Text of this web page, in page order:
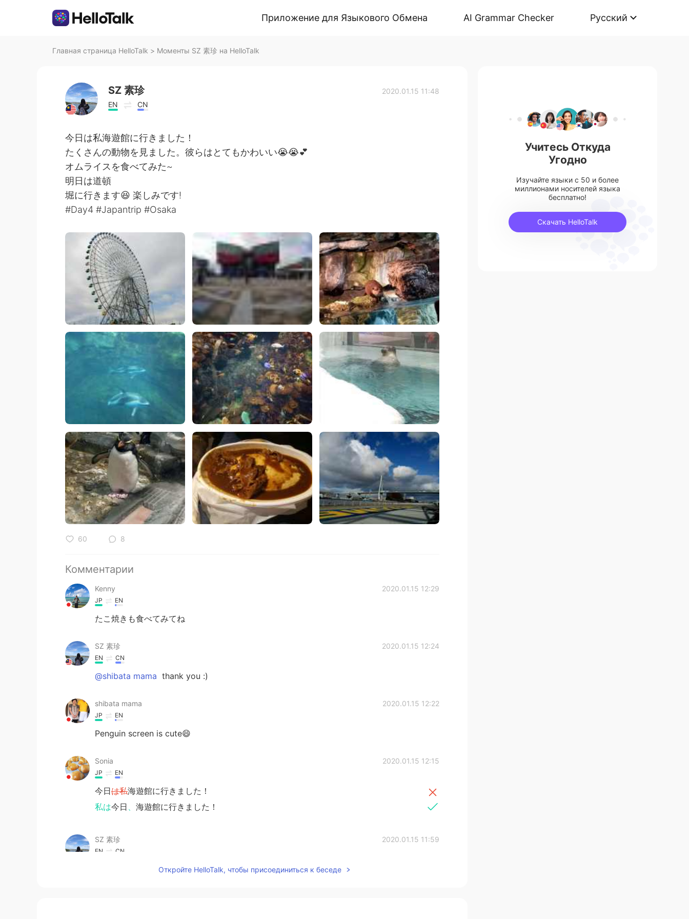
Приложение для Языкового Обмена AI Grammar Checker Русский
Главная страница HelloTalk > Моменты SZ 素珍 на HelloTalk
SZ 素珍
EN CN
2020.01.15 11:48
今日は私海遊館に行きました！
たくさんの動物を見ました。彼らはとてもかわいい😭😭💕
オムライスを食べてみた~
明日は道頓
堀に行きます😆 楽しみです!
#Day4 #Japantrip #Osaka
60 8
Комментарии
Kenny 2020.01.15 12:29
JP EN
たこ焼きも食べてみてね
SZ 素珍 2020.01.15 12:24
EN CN
@shibata mama thank you :)
shibata mama 2020.01.15 12:22
JP EN
Penguin screen is cute😄
Sonia 2020.01.15 12:15
JP EN
今日は私海遊館に行きました！
私は今日 海遊館に行きました！
SZ 素珍 2020.01.15 11:59
EN CN
はい、楽しそうです~ I didn't manage to take a lot of nice photos but I will definitely
Откройте HelloTalk, чтобы присоединиться к беседе
Учитесь Откуда
Угодно
Изучайте языки с 50 и более
миллионами носителей языка
бесплатно!
Скачать HelloTalk